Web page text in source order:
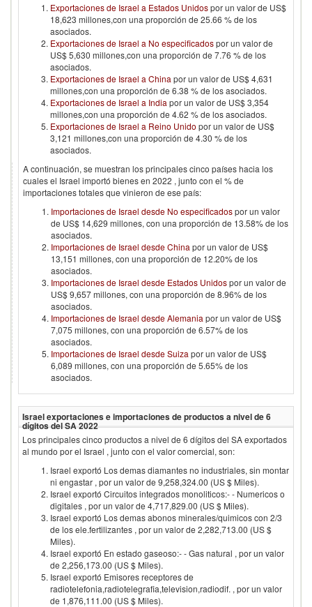
Exportaciones de Israel a Estados Unidospor un valor de US$
18,623 millones,con una proporción de 25.66 % de los
asociados.
Exportaciones de Israel a No especificadospor un valor de
US$ 5,630 millones,con una proporción de 7.76 % de los
asociados.
Exportaciones de Israel a China por un valor de US$ 4,631
millones,con una proporción de 6.38 % de los asociados.
Exportaciones de Israel a India por un valor de US$ 3,354
millones,con una proporción de 4.62 % de los asociados.
Exportaciones de Israel a Reino Unido por un valor de US$
3,121 millones,con una proporción de 4.30 % de los
asociados.
A continuación, se muestran los principales cinco países hacia los
cuales el Israel importó bienes en 2022 , junto con el % de
importaciones totales que vinieron de ese país:
Importaciones de Israel desde No especificadospor un valor
de US$ 14,629 millones, con una proporción de 13.58% de los
asociados.
Importaciones de Israel desde China por un valor de US$
13,151 millones, con una proporción de 12.20% de los
asociados.
Importaciones de Israel desde Estados Unidospor un valor de
US$ 9,657 millones, con una proporción de 8.96% de los
asociados.
Importaciones de Israel desde Alemania por un valor de US$
7,075 millones, con una proporción de 6.57% de los
asociados.
Importaciones de Israel desde Suiza por un valor de US$
6,089 millones, con una proporción de 5.65% de los
asociados.
Israelexportaciones e importaciones de productos a nivel de 6
dígitos del SA2022
Los principales cinco productos a nivel de 6 dígitos del SA exportados
al mundo por el Israel , junto con el valor comercial, son:
Israel exportó Los demas diamantes no industriales, sin montar
ni engastar , por un valor de 9,258,324.00 (US $ Miles).
Israel exportó Circuitos integrados monoliticos:- - Numericos o
digitales , por un valor de 4,717,829.00 (US $ Miles).
Israel exportó Los demas abonos minerales/quimicos con 2/3
de los ele.fertilizantes , por un valor de 2,282,713.00 (US $
Miles).
Israel exportó En estado gaseoso:- - Gas natural , por un valor
de 2,256,173.00 (US $ Miles).
Israel exportó Emisores receptores de
radiotelefonia,radiotelegrafia,television,radiodif. , por un valor
de 1,876,111.00 (US $ Miles).